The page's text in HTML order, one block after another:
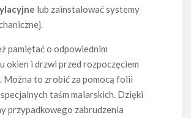
lub zainstalować systemy
pamiętać o odpowiednim
okien i drzwi przed rozpoczęciem
Można to zrobić za pomocą folii
taśm malarskich. Dzięki
przypadkowego zabrudzenia